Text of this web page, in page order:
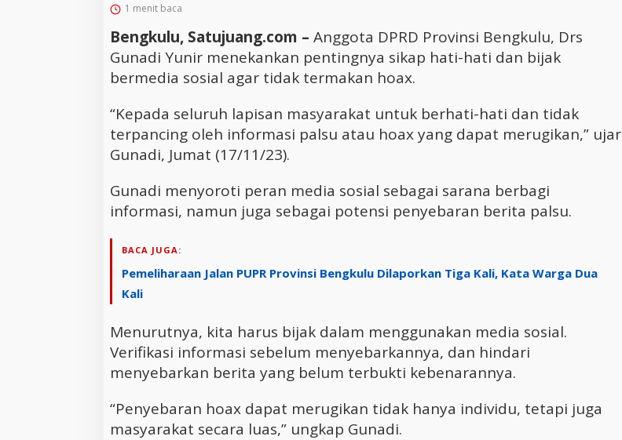
1 menit baca
Bengkulu, Satujuang.com – Anggota DPRD Provinsi Bengkulu, Drs
Gunadi Yunir menekankan pentingnya sikap hati-hati dan bijak
bermedia sosial agar tidak termakan hoax.
“Kepada seluruh lapisan masyarakat untuk berhati-hati dan tidak
terpancing oleh informasi palsu atau hoax yang dapat merugikan,” ujar
Gunadi, Jumat (17/11/23).
Gunadi menyoroti peran media sosial sebagai sarana berbagi
informasi, namun juga sebagai potensi penyebaran berita palsu.
BACA JUGA:
Pemeliharaan Jalan PUPR Provinsi Bengkulu Dilaporkan Tiga Kali, Kata Warga Dua
Kali
Menurutnya, kita harus bijak dalam menggunakan media sosial.
Verifikasi informasi sebelum menyebarkannya, dan hindari
menyebarkan berita yang belum terbukti kebenarannya.
“Penyebaran hoax dapat merugikan tidak hanya individu, tetapi juga
masyarakat secara luas,” ungkap Gunadi.